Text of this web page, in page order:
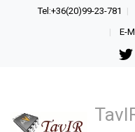
Tel:+36(20)99-23-781
E-